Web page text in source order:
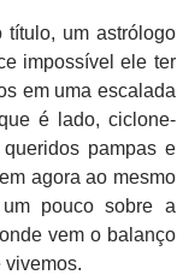
título, um astrólogo
impossível ele ter
em uma escalada
é lado, ciclone-
pampas e
agora ao mesmo
pouco sobre a
vem o balanço
vivemos.